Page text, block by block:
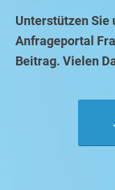
Unterstützen Sie
Anfrageportal
Beitrag. Vielen